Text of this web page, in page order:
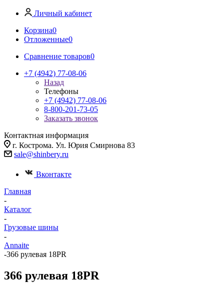
Личный кабинет
Корзина0
Отложенные0
Сравнение товаров0
+7 (4942) 77-08-06
Назад
Телефоны
+7 (4942) 77-08-06
8-800-201-73-05
Заказать звонок
Контактная информация
г. Кострома. Ул. Юрия Смирнова 83
sale@shinbery.ru
Вконтакте
Главная
-
Каталог
-
Грузовые шины
-
Annaite
-366 рулевая 18PR
366 рулевая 18PR